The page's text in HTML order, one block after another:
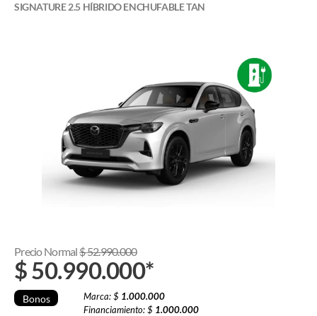
SIGNATURE 2.5 HÍBRIDO ENCHUFABLE TAN
Precio Normal$52.990.000
$50.990.000*
Bonos Marca: $ 1.000.000
Financiamiento: $ 1.000.000